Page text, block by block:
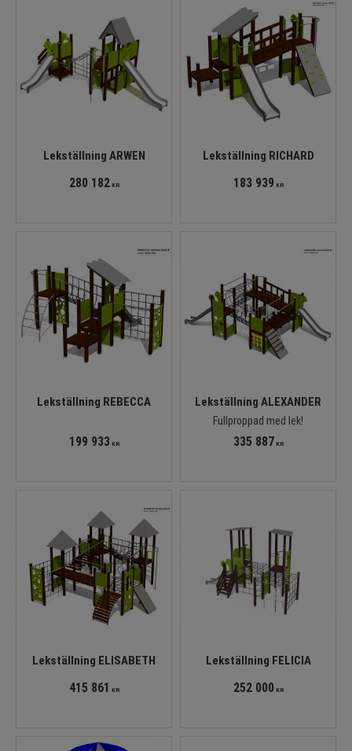
Lekställning ARWEN
280 182KR
Lekställning RICHARD
183 939 KR
Lekställning REBECCA
199 933 KR
Lekställning ALEXANDER
Fullproppad med lek!
335 887 KR
Lekställning ELISABETH
415 861 KR
Lekställning FELICIA
252 000KR